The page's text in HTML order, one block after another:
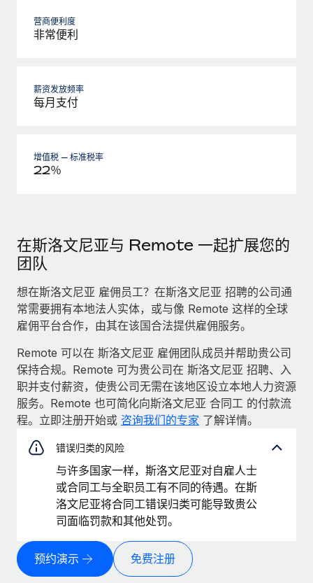
营商便利度
非常便利
薪资发放频率
每月支付
增值税 — 标准税率
22％
在斯洛文尼亚与 Remote 一起扩展您的
团队
想在斯洛文尼亚 雇佣员工？在斯洛文尼亚 招聘的公司通
常需要拥有本地法人实体，或与像 Remote 这样的全球
雇佣平台合作，由其在该国合法提供雇佣服务。
Remote 可以在 斯洛文尼亚 雇佣团队成员并帮助贵公司
保持合规。Remote 可为贵公司在 斯洛文尼亚 招聘、入
职并支付薪资，使贵公司无需在该地区设立本地人力资源
服务。Remote 也可简化向斯洛文尼亚 合同工 的付款流
程。立即注册开始或 咨询我们的专家 了解详情。
错误归类的风险
与许多国家一样，斯洛文尼亚对自雇人士
或合同工与全职员工有不同的待遇。在斯
洛文尼亚将合同工错误归类可能导致贵公
司面临罚款和其他处罚。
预约演示 免费注册